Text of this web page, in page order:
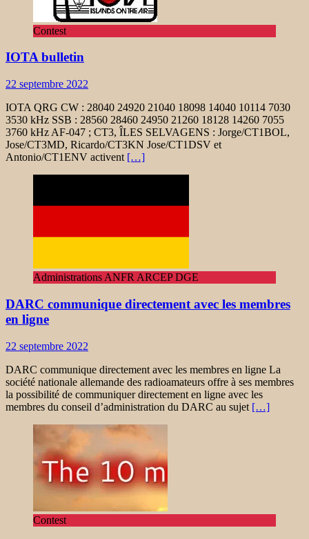
Contest
IOTA bulletin
22 septembre 2022
IOTA QRG CW : 28040 24920 21040 18098 14040 10114 7030
3530 kHz SSB : 28560 28460 24950 21260 18128 14260 7055
3760 kHz AF-047 ; CT3, ÎLES SELVAGENS : Jorge/CT1BOL,
Jose/CT3MD, Ricardo/CT3KN Jose/CT1DSV et
Antonio/CT1ENV activent […]
Administrations ANFR ARCEP DGE
DARC communique directement avec les membres
en ligne
22 septembre 2022
DARC communique directement avec les membres en ligne La
société nationale allemande des radioamateurs offre à ses membres
la possibilité de communiquer directement en ligne avec les
membres du conseil d’administration du DARC au sujet […]
Contest